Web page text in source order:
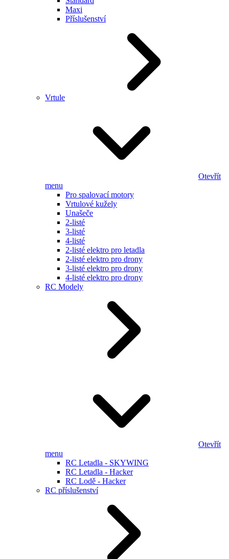
Maxi
Příslušenství
Vrtule
Otevřít
menu
Pro spalovací motory
Vrtulové kužely
Unašeče
2-listé
3-listé
4-listé
2-listé elektro pro letadla
2-listé elektro pro drony
3-listé elektro pro drony
4-listé elektro pro drony
RC Modely
Otevřít
menu
RC Letadla - SKYWING
RC Letadla - Hacker
RC Lodě - Hacker
RC příslušenství